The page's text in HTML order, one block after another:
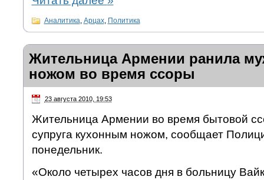
Аналитика, Арцах, Политика
Жительница Армении ранила
ножом во время ссоры
23 августа 2010, 19:53
Жительница Армении во время бытовой
супруга кухонным ножом, сообщает
понедельник.
«Около четырех часов дня в больницу